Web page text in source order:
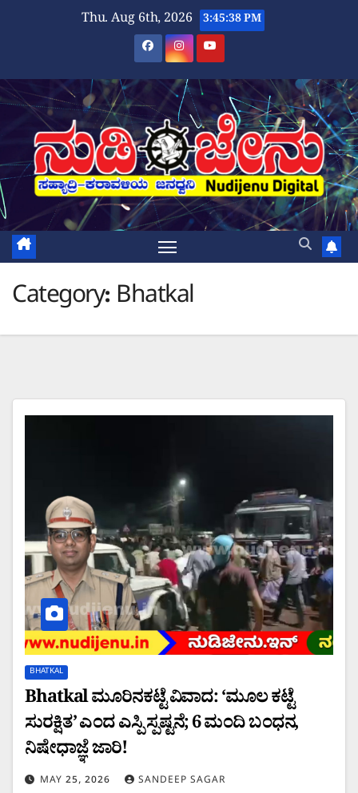
Thu. Aug 6th, 2026 3:45:39 PM
Category: Bhatkal
BHATKAL
Bhatkal ಮೂರಿನಕಟ್ಟೆ ವಿವಾದ: ‘ಮೂಲ ಕಟ್ಟೆ
ಸುರಕ್ಷಿತ’ ಎಂದ ಎಸ್ಪಿ ಸ್ಪಷ್ಟನೆ; 6 ಮಂದಿ ಬಂಧನ,
ನಿಷೇಧಾಜ್ಞೆ ಜಾರಿ!
MAY 25, 2026 SANDEEP SAGAR